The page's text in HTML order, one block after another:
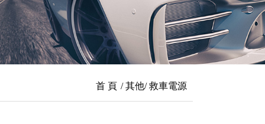
首 頁 其他 救車電源